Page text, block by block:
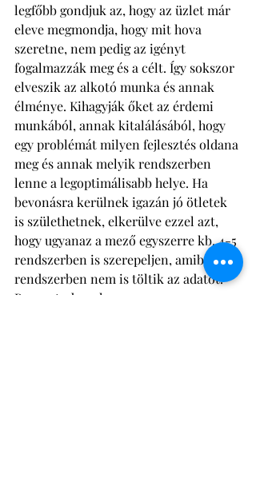
legfőbb gondjuk az, hogy az üzlet már
eleve megmondja, hogy mit hova
szeretne, nem pedig az igényt
fogalmazzák meg és a célt. Így sokszor
elveszik az alkotó munka és annak
élménye. Kihagyják őket az érdemi
munkából, annak kitalálásából, hogy
egy problémát milyen fejlesztés oldana
meg és annak melyik rendszerben
lenne a legoptimálisabb helye. Ha
bevonásra kerülnek igazán jó ötletek
is születhetnek, elkerülve ezzel azt,
hogy ugyanaz a mező egyszerre kb. 4-5
rendszerben is szerepeljen, amiből 2
rendszerben nem is töltik az adatot.
Persze tudom, hogy ez nem egy